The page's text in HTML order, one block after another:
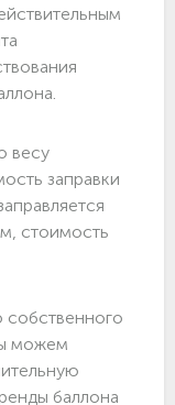
весу
заправки
стоимость
собственного
можем
баллона